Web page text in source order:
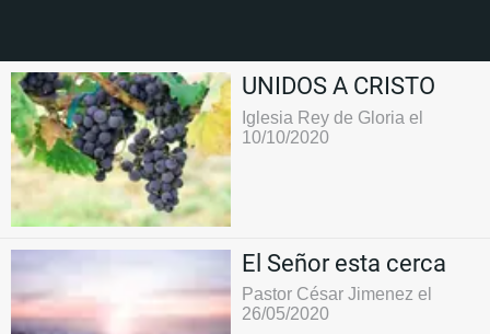
UNIDOS A CRISTO
Iglesia Rey de Gloria el
10/10/2020
El Señor esta cerca
Pastor César Jimenez el
26/05/2020